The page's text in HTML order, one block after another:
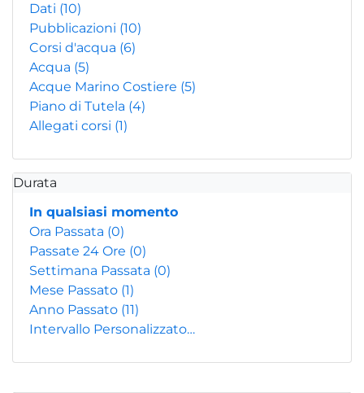
Dati (10)
Pubblicazioni (10)
Corsi d'acqua (6)
Acqua (5)
Acque Marino Costiere (5)
Piano di Tutela (4)
Allegati corsi (1)
Durata
In qualsiasi momento
Ora Passata (0)
Passate 24 Ore (0)
Settimana Passata (0)
Mese Passato (1)
Anno Passato (11)
Intervallo Personalizzato…